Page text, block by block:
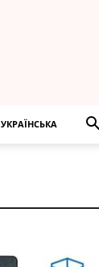
УКРАЇНСЬКА